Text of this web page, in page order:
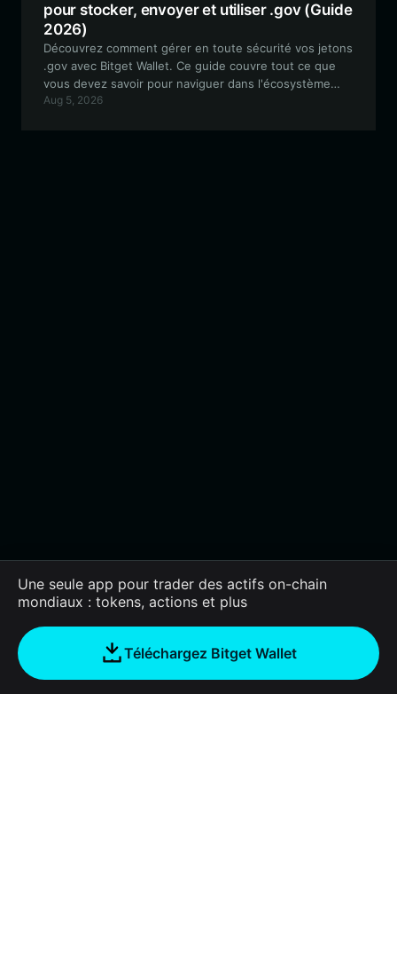
pour stocker, envoyer et utiliser .gov (Guide
2026)
Découvrez comment gérer en toute sécurité vos jetons
.gov avec Bitget Wallet. Ce guide couvre tout ce que
vous devez savoir pour naviguer dans l'écosystème
.gov, de la configuration à la participation avancée à la
Aug 5, 2026
Une seule app pour trader des actifs on-chain
mondiaux : tokens, actions et plus
Téléchargez Bitget Wallet